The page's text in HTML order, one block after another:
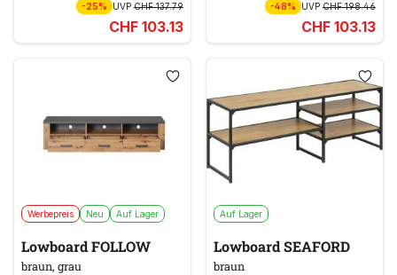
-25% UVP CHF 137.79
CHF 103.13
-48% UVPCHF 198.46
CHF 103.13
Werbepreis Neu Auf Lager
Lowboard FOLLOW
braun, grau
Auf Lager
Lowboard SEAFORD
braun